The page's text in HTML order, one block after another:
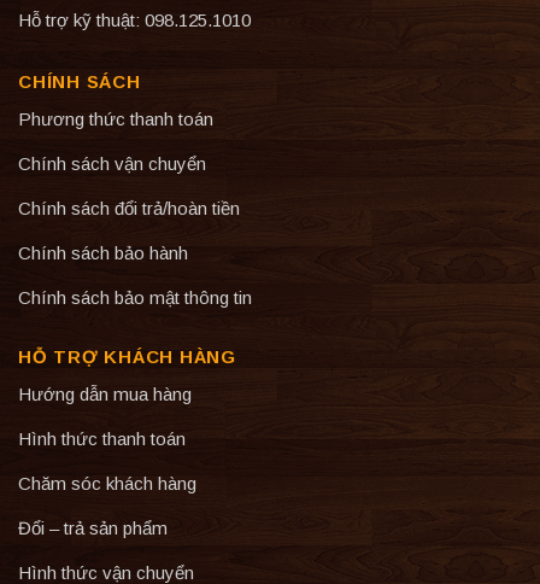
Hỗ trợ kỹ thuật: 098.125.1010
CHÍNH SÁCH
Phương thức thanh toán
Chính sách vận chuyển
Chính sách đổi trả/hoàn tiền
Chính sách bảo hành
Chính sách bảo mật thông tin
HỖ TRỢ KHÁCH HÀNG
Hướng dẫn mua hàng
Hình thức thanh toán
Chăm sóc khách hàng
Đổi – trả sản phẩm
Hình thức vận chuyển